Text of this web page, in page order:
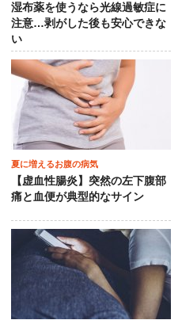
湿布薬を使うなら光線過敏症に
注意…剥がした後も安心できな
い
夏に増えるお腹の病気
【虚血性腸炎】突然の左下腹部
痛と血便が典型的なサイン